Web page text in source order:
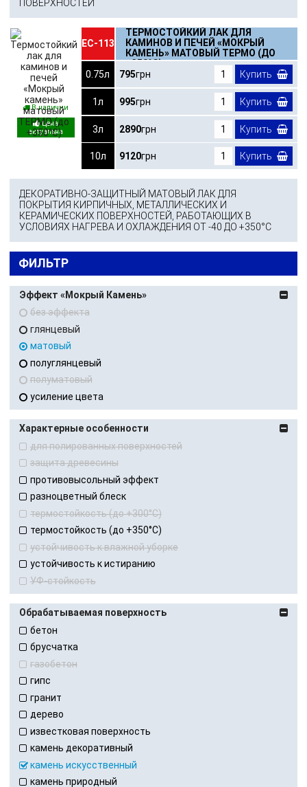
ПОВЕРХНОСТЕЙ
В наличии
ЕС-113
ТЕРМОСТОЙКИЙ ЛАК ДЛЯ
КАМИНОВ И ПЕЧЕЙ «МОКРЫЙ
КАМЕНЬ» МАТОВЫЙ ТЕРМО (ДО
+350°С)
0.75л
795грн Купить
1л 995грн Купить
3л 2890грн Купить
10л 9120грн Купить
ДЕКОРАТИВНО-ЗАЩИТНЫЙ МАТОВЫЙ ЛАК ДЛЯ
ПОКРЫТИЯ КИРПИЧНЫХ, МЕТАЛЛИЧЕСКИХ И
КЕРАМИЧЕСКИХ ПОВЕРХНОСТЕЙ, РАБОТАЮЩИХ В
УСЛОВИЯХ НАГРЕВА И ОХЛАЖДЕНИЯ ОТ -40 ДО +350°С
ФИЛЬТР
Эффект «Мокрый Камень»
без эффекта
глянцевый
матовый
полуглянцевый
полуматовый
усиление цвета
Характерные особенности
для полированных поверхностей
защита древесины
противовысольный эффект
разноцветный блеск
термостойкость (до +300°С)
термостойкость (до +350°С)
устойчивость к влажной уборке
устойчивость к истиранию
УФ-стойкость
Обрабатываемая поверхность
бетон
брусчатка
газобетон
гипс
гранит
дерево
известковая поверхность
камень декоративный
камень искусственный
камень природный